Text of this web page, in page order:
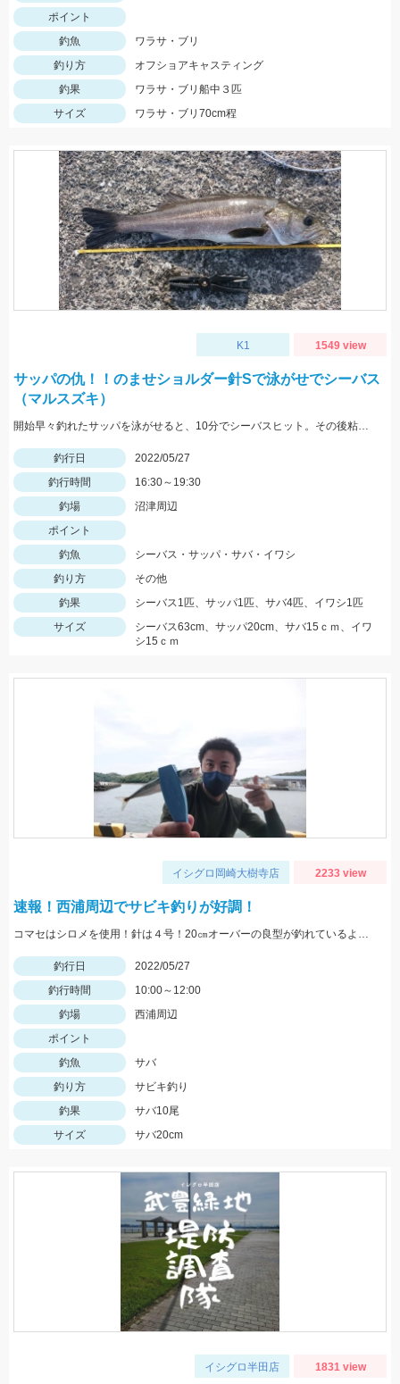
ポイント
釣魚
ワラサ・ブリ
釣り方
オフショアキャスティング
釣果
ワラサ・ブリ船中３匹
サイズ
ワラサ・ブリ70cm程
K1 1549 view
サッパの仇！！のませショルダー針Sで泳がせでシーバス
（マルスズキ）
開始早々釣れたサッパを泳がせると、10分でシーバスヒット。その後粘るも肝心のアオリイカが釣れない。
釣行日
2022/05/27
釣行時間
16:30～19:30
釣場
沼津周辺
ポイント
釣魚
シーバス・サッパ・サバ・イワシ
釣り方
その他
釣果
シーバス1匹、サッパ1匹、サバ4匹、イワシ1匹
サイズ
シーバス63cm、サッパ20cm、サバ15ｃｍ、イワ
シ15ｃｍ
イシグロ岡崎大樹寺店 2233 view
速報！西浦周辺でサビキ釣りが好調！
コマセはシロメを使用！針は４号！20㎝オーバーの良型が釣れているようです！
釣行日
2022/05/27
釣行時間
10:00～12:00
釣場
西浦周辺
ポイント
釣魚
サバ
釣り方
サビキ釣り
釣果
サバ10尾
サイズ
サバ20cm
イシグロ半田店 1831 view